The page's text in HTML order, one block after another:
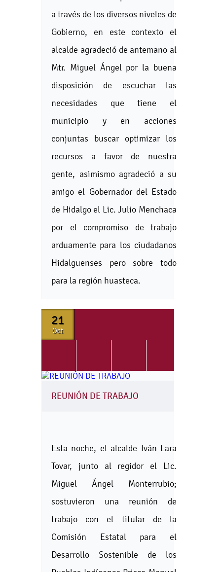
a través de los diversos niveles de
Gobierno, en este contexto el
alcalde agradeció de antemano al
Mtr. Miguel Ángel por la buena
disposición de escuchar las
necesidades que tiene el
municipio y en acciones
conjuntas buscar optimizar los
recursos a favor de nuestra
gente, asimismo agradeció a su
amigo el Gobernador del Estado
de Hidalgo el Lic. Julio Menchaca
por el compromiso de trabajo
arduamente para los ciudadanos
Hidalguenses pero sobre todo
para la región huasteca.
21
Oct
REUNIÓN DE TRABAJO
Esta noche, el alcalde Iván Lara
Tovar, junto al regidor el Lic.
Miguel Ángel Monterrubio;
sostuvieron una reunión de
trabajo con el titular de la
Comisión Estatal para el
Desarrollo Sostenible de los